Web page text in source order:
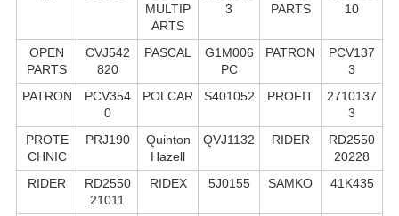
MULTIP
ARTS
3
PARTS
10
OPEN
PARTS
CVJ542
820
PASCAL
G1M006
PC
PATRON
PCV137
3
PATRON
PCV354
0
POLCAR S401052 PROFIT
2710137
3
PROTE
CHNIC
PRJ190
Quinton
Hazell
QVJ1132 RIDER
RD2550
20228
RIDER
RD2550
21011
RIDEX 5J0155 SAMKO 41K435